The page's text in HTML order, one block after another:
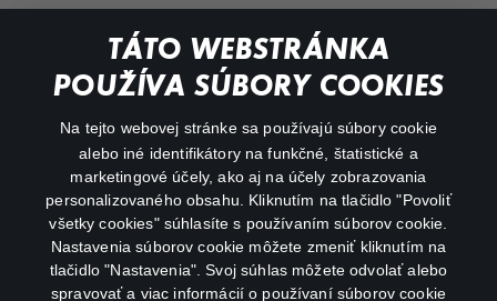
TÁTO WEBSTRÁNKA
POUŽÍVA SÚBORY COOKIES
Na tejto webovej stránke sa používajú súbory cookie
alebo iné identifikátory na funkčné, štatistické a
marketingové účely, ako aj na účely zobrazovania
personalizovaného obsahu. Kliknutím na tlačidlo "Povoliť
všetky cookies" súhlasíte s používaním súborov cookie.
Nastavenia súborov cookie môžete zmeniť kliknutím na
tlačidlo "Nastavenia". Svoj súhlas môžete odvolať alebo
spravovať a viac informácií o používaní súborov cookie
O aplikácii Canal+